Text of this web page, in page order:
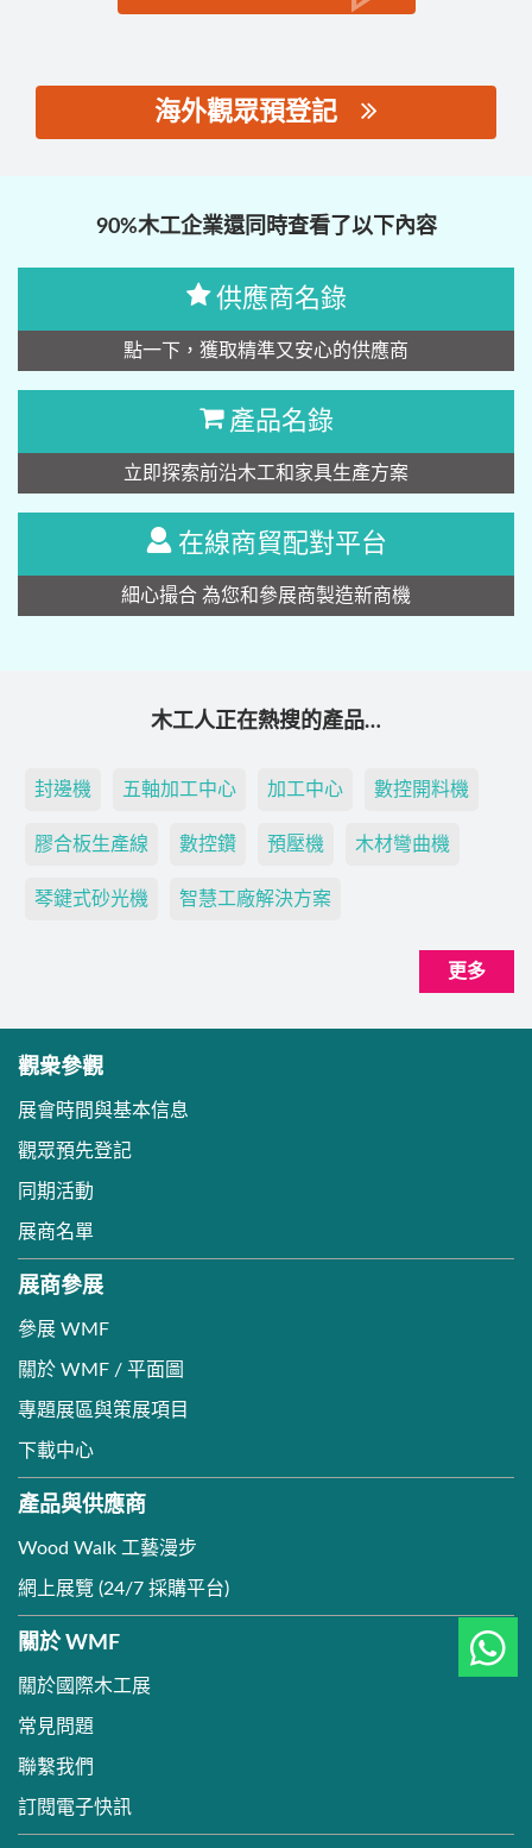
海外觀眾預登記
90%木工企業還同時查看了以下內容
供應商名錄
點一下，獲取精準又安心的供應商
產品名錄
立即探索前沿木工和家具生產方案
在線商貿配對平台
細心撮合 為您和參展商製造新商機
木工人正在熱搜的產品…
封邊機 五軸加工中心 加工中心 數控開料機
膠合板生產線 數控鑽 預壓機 木材彎曲機
琴鍵式砂光機 智慧工廠解決方案
更多
觀衆參觀
展會時間與基本信息
觀眾預先登記
同期活動
展商名單
展商參展
參展 WMF
關於 WMF / 平面圖
專題展區與策展項目
下載中心
產品與供應商
Wood Walk 工藝漫步
網上展覽 (24/7 採購平台)
關於 WMF
關於國際木工展
常見問題
聯繫我們
訂閱電子快訊